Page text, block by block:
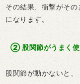
その結果、衝撃がそ
になります。
②股関節がうまく
股関節が動かないと、